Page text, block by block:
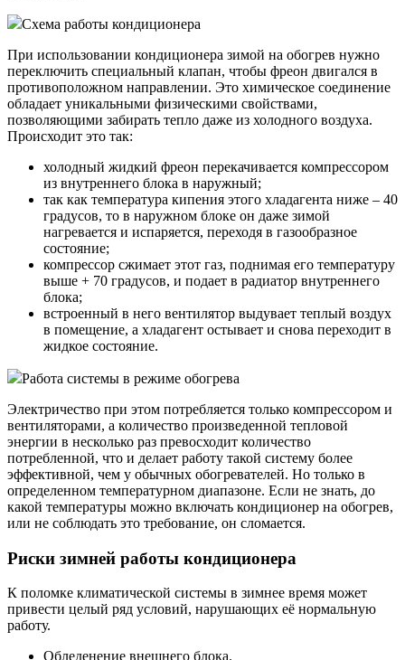
Схема работы кондиционера
При использовании кондиционера зимой на обогрев нужно
переключить специальный клапан, чтобы фреон двигался в
противоположном направлении. Это химическое соединение
обладает уникальными физическими свойствами,
позволяющими забирать тепло даже из холодного воздуха.
Происходит это так:
холодный жидкий фреон перекачивается компрессором
из внутреннего блока в наружный;
так как температура кипения этого хладагента ниже – 40
градусов, то в наружном блоке он даже зимой
нагревается и испаряется, переходя в газообразное
состояние;
компрессор сжимает этот газ, поднимая его температуру
выше + 70 градусов, и подает в радиатор внутреннего
блока;
встроенный в него вентилятор выдувает теплый воздух
в помещение, а хладагент остывает и снова переходит в
жидкое состояние.
Работа системы в режиме обогрева
Электричество при этом потребляется только компрессором и
вентиляторами, а количество произведенной тепловой
энергии в несколько раз превосходит количество
потребленной, что и делает работу такой систему более
эффективной, чем у обычных обогревателей. Но только в
определенном температурном диапазоне. Если не знать, до
какой температуры можно включать кондиционер на обогрев,
или не соблюдать это требование, он сломается.
Риски зимней работы кондиционера
К поломке климатической системы в зимнее время может
привести целый ряд условий, нарушающих её нормальную
работу.
Обледенение внешнего блока.